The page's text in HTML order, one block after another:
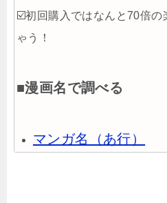
☑️初回購入ではなんと70倍の
ゃう！
■漫画名で調べる
マンガ名（あ行）